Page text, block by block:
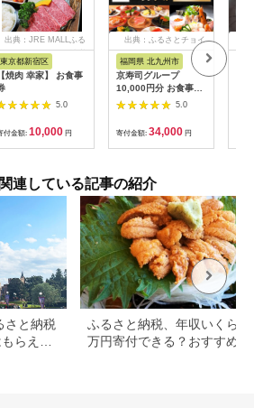
出典：JRE MALLふる
さと納税
東京都新宿区
【焼肉 幸家】 お食事
5.0
付金額: 10,000 円
出典：ふるさとチョイ
福岡県 北九州市
京寿司グループ
10,000円分 お食事券
1000円×10枚 食事チ
ケット チケット 寿司
福岡県 北九州市
5.0
寄付金額: 34,000 円
連している記事の紹介
さと納税
らえ
ふるさと納税、年収いくらで
万円寄付できる？おすすめ返